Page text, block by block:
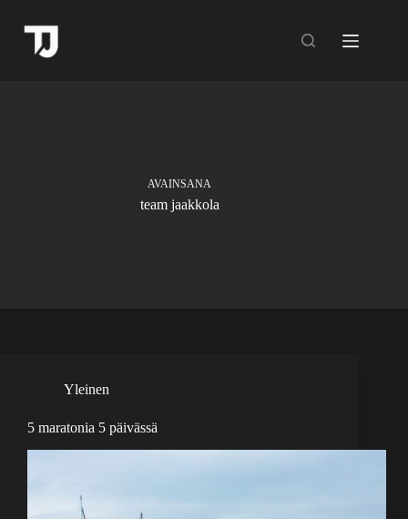
AVAINSANA
team jaakkola
Yleinen
5 maratonia 5 päivässä